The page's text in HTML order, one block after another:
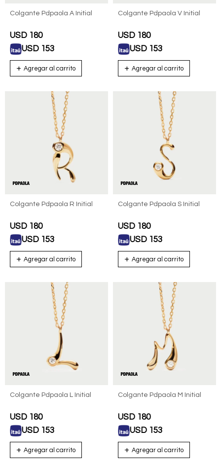
Colgante Pdpaola A Initial
USD 180
USD 153
Colgante Pdpaola V Initial
USD 180
USD 153
Colgante Pdpaola R Initial
USD 180
USD 153
Colgante Pdpaola S Initial
USD 180
USD 153
Colgante Pdpaola L Initial
USD 180
USD 153
Colgante Pdpaola M Initial
USD 180
USD 153